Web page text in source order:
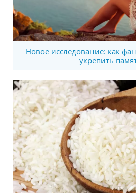
Новое исследование: как
укрепить